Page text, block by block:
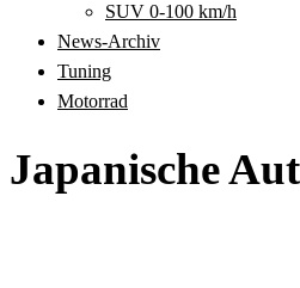
SUV 0-100 km/h
News-Archiv
Tuning
Motorrad
Japanische